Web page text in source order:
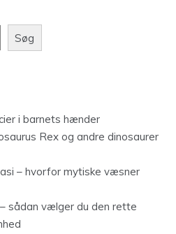
Søg
i barnets hænder
Rex og andre dinosaurer
– hvorfor mytiske væsner
sådan vælger du den rette